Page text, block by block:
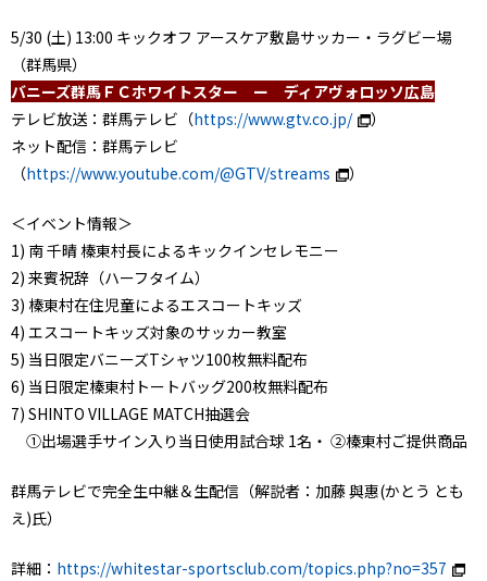
5/30 (土) 13:00 キックオフ アースケア敷島サッカー・ラグビー場
（群馬県）
バニーズ群馬ＦＣホワイトスター ー ディアヴォロッソ広島
テレビ放送：群馬テレビ（https://www.gtv.co.jp/
）
ネット配信：群馬テレビ
（https://www.youtube.com/@GTV/streams ）
＜イベント情報＞
1) 南 千晴 榛東村長によるキックインセレモニー
2) 来賓祝辞（ハーフタイム）
3) 榛東村在住児童によるエスコートキッズ
4) エスコートキッズ対象のサッカー教室
5) 当日限定バニーズTシャツ100枚無料配布
6) 当日限定榛東村トートバッグ200枚無料配布
7) SHINTO VILLAGE MATCH抽選会
①出場選手サイン入り当日使用試合球 1名・ ②榛東村ご提供商品
群馬テレビで完全生中継＆生配信（解説者：加藤 與惠(かとう とも
え)氏）
詳細： https://whitestar-sportsclub.com/topics.php?no=357